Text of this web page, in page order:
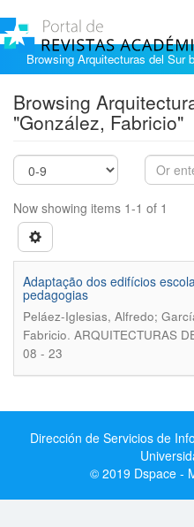
Browsing Arquitecturas del Sur
Browsing
"González, Fabricio"
Now showing items 1-1 of 1
Adaptação dos edifícios
pedagogias
Peláez-Iglesias, Alfredo;
Fabricio. ARQUITECTURAS
08 - 23
Dirección de Servicios de
© 2019 Dspace -